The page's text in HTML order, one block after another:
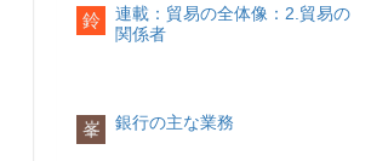
鈴
連載：貿易の全体像：2.貿易の
関係者
峯 銀行の主な業務